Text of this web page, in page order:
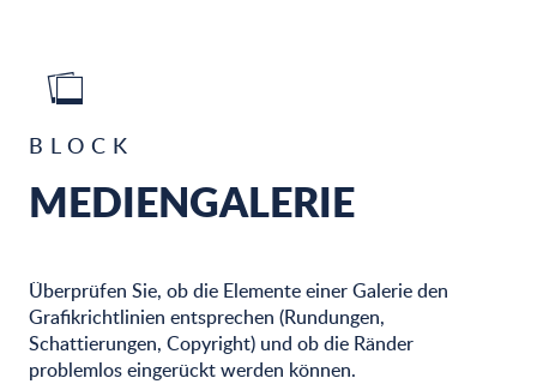
BLOCK
MEDIENGALERIE
Überprüfen Sie, ob die Elemente einer Galerie den
Grafikrichtlinien entsprechen (Rundungen,
Schattierungen, Copyright) und ob die Ränder
problemlos eingerückt werden können.